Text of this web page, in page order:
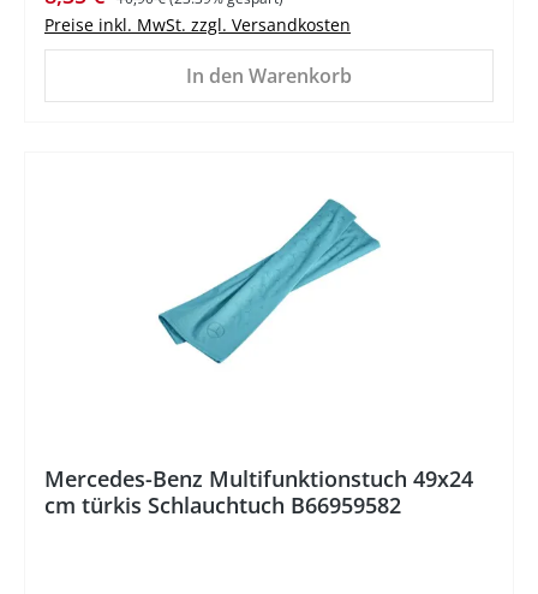
Preise inkl. MwSt. zzgl. Versandkosten
In den Warenkorb
Mercedes-Benz Multifunktionstuch 49x24
cm türkis Schlauchtuch B66959582